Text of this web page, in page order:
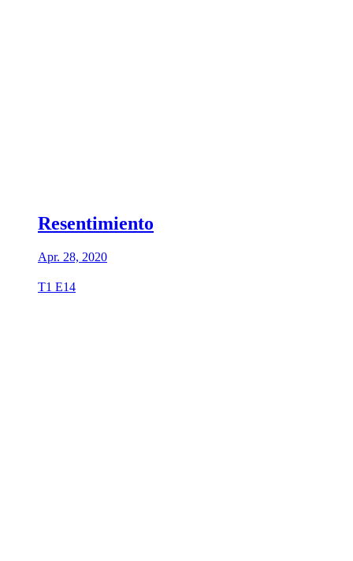
Resentimiento
Apr. 28, 2020
T1 E14